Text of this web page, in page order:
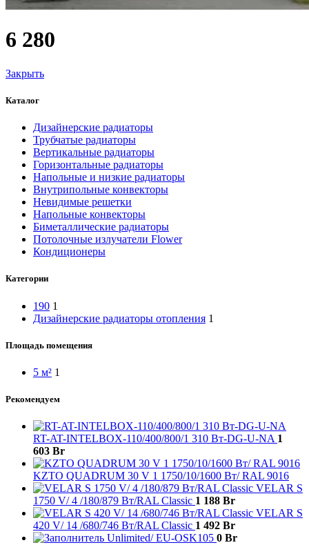
6 280
Закрыть
Каталог
Дизайнерские радиаторы
Трубчатые радиаторы
Вертикальные радиаторы
Горизонтальные радиаторы
Напольные и низкие радиаторы
Внутрипольные конвекторы
Невидимые решетки
Напольные конвекторы
Биметаллические радиаторы
Потолочные излучатели Flower
Кондиционеры
Категории
190 1
Дизайнерские радиаторы отопления 1
Площадь помещения
5 м² 1
Рекомендуем
RT-AT-INTELBOX-110/400/800/1 310 Вт-DG-U-NA 1
603 Br
KZTO QUADRUM 30 V 1 1750/10/1600 Вт/ RAL 9016
VELAR S
1750 V/ 4 /180/879 Вт/RAL Classic 1 188 Br
VELAR S
420 V/ 14 /680/746 Вт/RAL Classic 1 492 Br
Unlimited/ EU-OSK105 0 Br